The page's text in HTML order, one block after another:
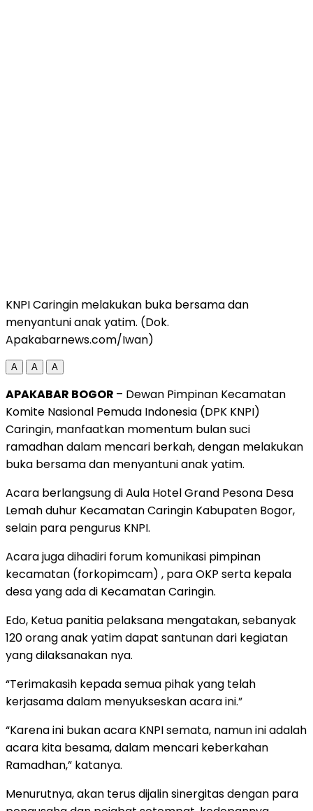
KNPI Caringin melakukan buka bersama dan
menyantuni anak yatim. (Dok.
Apakabarnews.com/Iwan)
A A A
APAKABAR BOGOR – Dewan Pimpinan Kecamatan
Komite Nasional Pemuda Indonesia (DPK KNPI)
Caringin, manfaatkan momentum bulan suci
ramadhan dalam mencari berkah, dengan melakukan
buka bersama dan menyantuni anak yatim.
Acara berlangsung di Aula Hotel Grand Pesona Desa
Lemah duhur Kecamatan Caringin Kabupaten Bogor,
selain para pengurus KNPI.
Acara juga dihadiri forum komunikasi pimpinan
kecamatan (forkopimcam) , para OKP serta kepala
desa yang ada di Kecamatan Caringin.
Edo, Ketua panitia pelaksana mengatakan, sebanyak
120 orang anak yatim dapat santunan dari kegiatan
yang dilaksanakan nya.
“Terimakasih kepada semua pihak yang telah
kerjasama dalam menyukseskan acara ini.”
“Karena ini bukan acara KNPI semata, namun ini adalah
acara kita besama, dalam mencari keberkahan
Ramadhan,” katanya.
Menurutnya, akan terus dijalin sinergitas dengan para